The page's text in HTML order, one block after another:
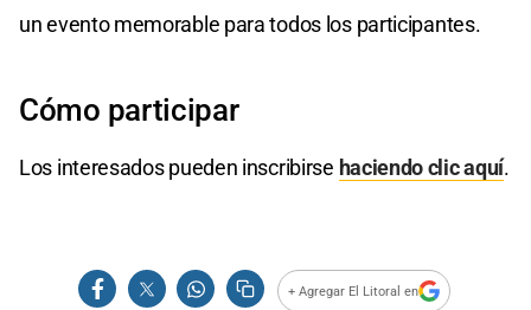
un evento memorable para todos los participantes.
Cómo participar
Los interesados pueden inscribirse haciendo clic aquí.
+ Agregar El Litoral en